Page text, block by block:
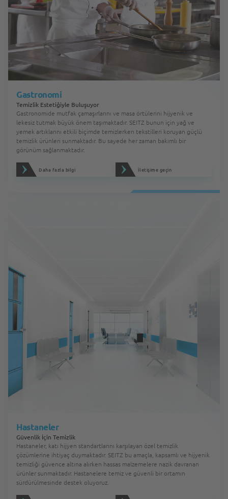
Gastronomi
Temizlik Estetiğiyle Buluşuyor
Gastronomide mutfak çamaşırlarını ve masa örtülerini hijyenik ve
lekesiz tutmak büyük önem taşımaktadır. SEITZ bunun için yağ ve
yemek artıklarını etkili biçimde temizlerken tekstilleri koruyan güçlü
temizlik ürünleri sunmaktadır. Bu sayede her zaman bakımlı bir
görünüm sağlanmaktadır.
Daha fazla bilgi İletişime geçin
Hastaneler
Güvenlik İçin Temizlik
Hastaneler, katı hijyen standartlarını karşılayan özel temizlik
çözümlerine ihtiyaç duymaktadır. SEITZ bu amaçla, kapsamlı ve hijyenik
temizliği güvence altına alırken hassas malzemelere nazik davranan
ürünler sunmaktadır. Hastanelere temiz ve güvenli bir ortamın
sürdürülmesinde destek oluyoruz.